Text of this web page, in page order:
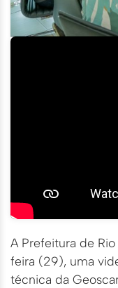
A Prefeitura de
feira (29), uma
técnica da